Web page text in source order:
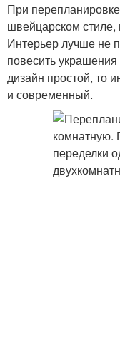
При
швейцарском стиле,
Интерьер лучше не
повесить
дизайн простой, то
и современный.